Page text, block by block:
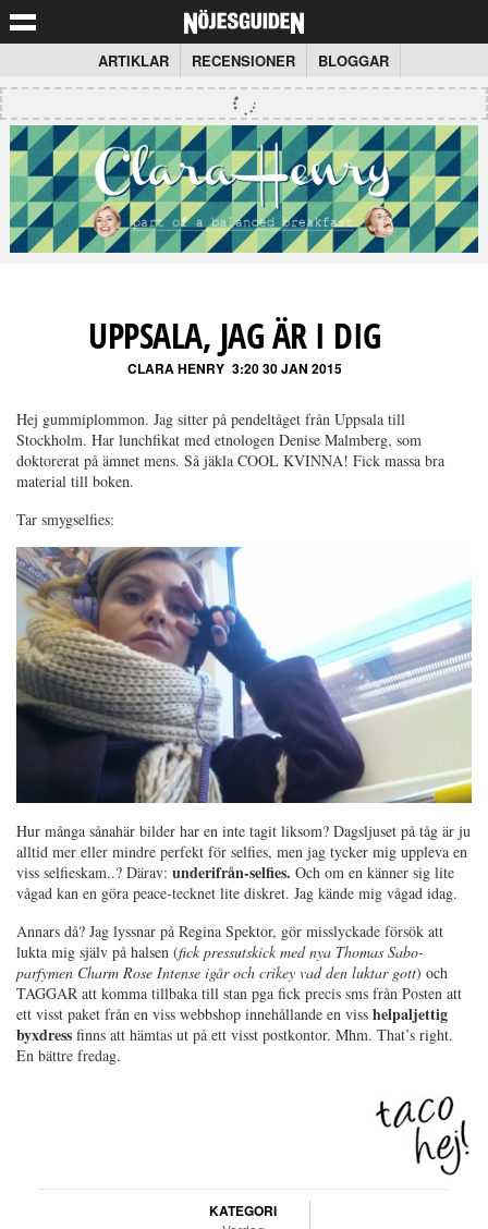
ARTIKLAR RECENSIONER BLOGGAR
UPPSALA, JAG ÄR I DIG
CLARA HENRY 3:20 30 JAN 2015
Hej gummiplommon. Jag sitter på pendeltåget från Uppsala till
Stockholm. Har lunchfikat med etnologen Denise Malmberg, som
doktorerat på ämnet mens. Så jäkla COOL KVINNA! Fick massa bra
material till boken.
Tar smygselfies:
Hur många sånahär bilder har en inte tagit liksom? Dagsljuset på tåg är ju
alltid mer eller mindre perfekt för selfies, men jag tycker mig uppleva en
viss selfieskam..? Därav: underifrån-selfies. Och om en känner sig lite
vågad kan en göra peace-tecknet lite diskret. Jag kände mig vågad idag.
Annars då? Jag lyssnar på Regina Spektor, gör misslyckade försök att
lukta mig själv på halsen (fick pressutskick med nya Thomas Sabo-
parfymen Charm Rose Intense igår och crikey vad den luktar gott) och
TAGGAR att komma tillbaka till stan pga fick precis sms från Posten att
ett visst paket från en viss webbshop innehållande en viss helpaljettig
byxdress finns att hämtas ut på ett visst postkontor. Mhm. That’s right.
En bättre fredag.
KATEGORI